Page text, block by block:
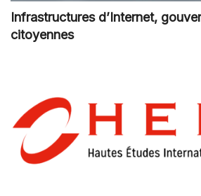
Infrastructures d’Internet,
citoyennes